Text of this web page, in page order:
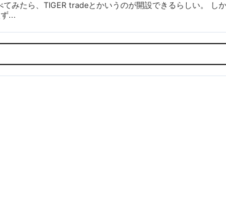
みたら、TIGER tradeとかいうのが開設できるらしい。 し
...